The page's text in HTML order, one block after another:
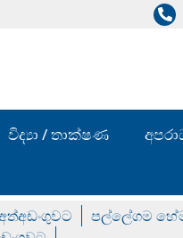
විද්‍යා / තාක්ෂණ
පල්ලේගම